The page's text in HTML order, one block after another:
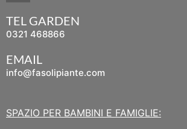
TEL GARDEN
0321 468866
EMAIL
info@fasolipiante.com
SPAZIO PER BAMBINI E FAMIGLIE: